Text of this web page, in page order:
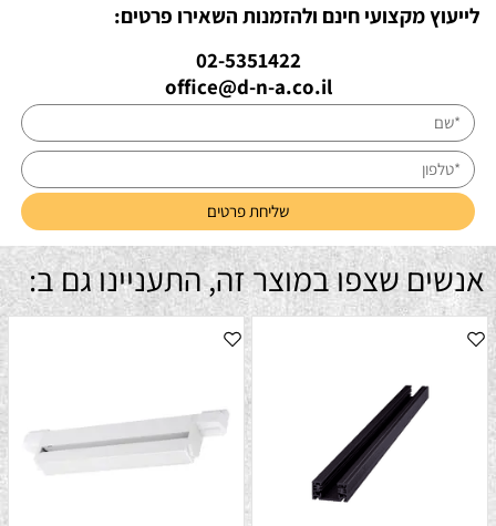
לייעוץ מקצועי חינם ולהזמנות השאירו פרטים:
02-5351422
office@d-n-a.co.il
אנשים שצפו במוצר זה, התעניינו גם ב: